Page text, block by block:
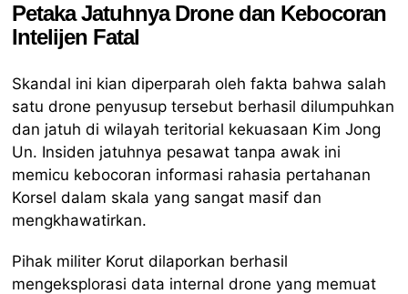
Petaka Jatuhnya Drone dan Kebocoran
Intelijen Fatal
Skandal ini kian diperparah oleh fakta bahwa salah
satu drone penyusup tersebut berhasil dilumpuhkan
dan jatuh di wilayah teritorial kekuasaan Kim Jong
Un. Insiden jatuhnya pesawat tanpa awak ini
memicu kebocoran informasi rahasia pertahanan
Korsel dalam skala yang sangat masif dan
mengkhawatirkan.
Pihak militer Korut dilaporkan berhasil
mengeksplorasi data internal drone yang memuat